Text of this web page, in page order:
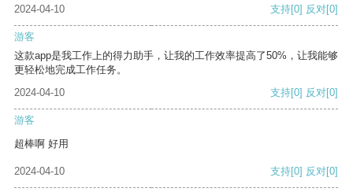
2024-04-10 支持[0] 反对[0]
游客
这款app是我工作上的得力助手，让我的工作效率提高了50%，让我能够
更轻松地完成工作任务。
2024-04-10
支持[0] 反对[0]
游客
超棒啊 好用
2024-04-10 支持[0] 反对[0]